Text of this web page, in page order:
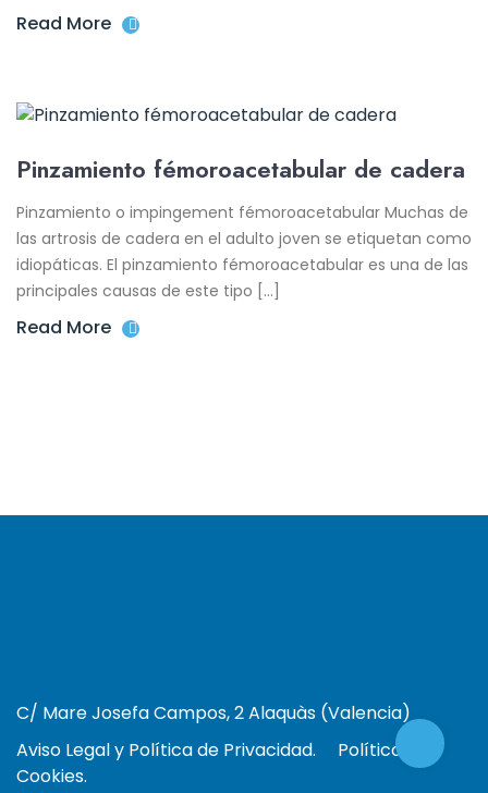
Read More
Pinzamiento fémoroacetabular de cadera
Pinzamiento o impingement fémoroacetabular Muchas de
las artrosis de cadera en el adulto joven se etiquetan como
idiopáticas. El pinzamiento fémoroacetabular es una de las
principales causas de este tipo […]
Read More
C/ Mare Josefa Campos, 2 Alaquàs (Valencia)
Aviso Legal y Política de Privacidad.
Política de
Cookies.